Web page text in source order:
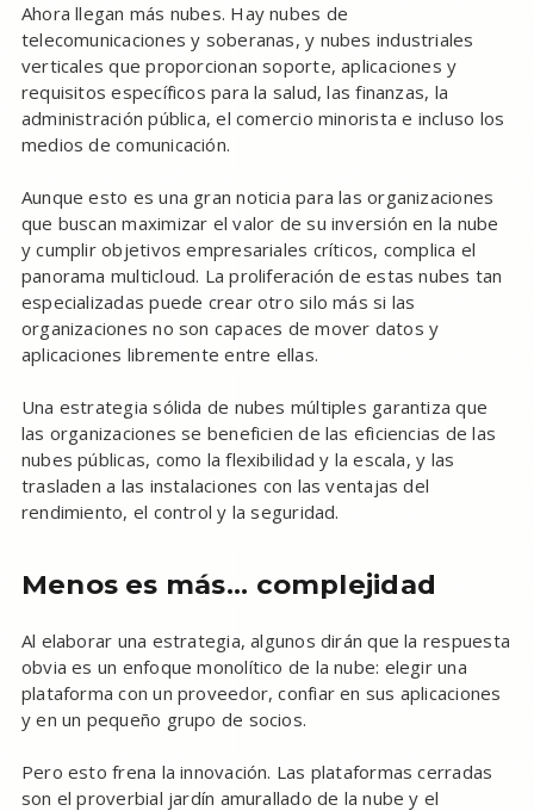
Ahora llegan más nubes. Hay nubes de
telecomunicaciones y soberanas, y nubes industriales
verticales que proporcionan soporte, aplicaciones y
requisitos específicos para la salud, las finanzas, la
administración pública, el comercio minorista e incluso los
medios de comunicación.
Aunque esto es una gran noticia para las organizaciones
que buscan maximizar el valor de su inversión en la nube
y cumplir objetivos empresariales críticos, complica el
panorama multicloud. La proliferación de estas nubes tan
especializadas puede crear otro silo más si las
organizaciones no son capaces de mover datos y
aplicaciones libremente entre ellas.
Una estrategia sólida de nubes múltiples garantiza que
las organizaciones se beneficien de las eficiencias de las
nubes públicas, como la flexibilidad y la escala, y las
trasladen a las instalaciones con las ventajas del
rendimiento, el control y la seguridad.
Menos es más... complejidad
Al elaborar una estrategia, algunos dirán que la respuesta
obvia es un enfoque monolítico de la nube: elegir una
plataforma con un proveedor, confiar en sus aplicaciones
y en un pequeño grupo de socios.
Pero esto frena la innovación. Las plataformas cerradas
son el proverbial jardín amurallado de la nube y el